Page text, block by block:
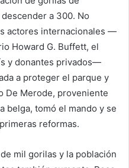
a 300. No
actores internacionales —
Howard G. Buffett, el
y donantes privados—
a proteger el parque y
De Merode, proveniente
belga, tomó el mando y se
reformas.
mil gorilas y la población